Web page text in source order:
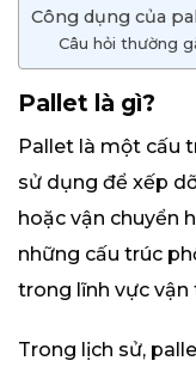
Công dụng của
Câu hỏi thường
Pallet là gì?
Pallet là một cấu
sử dụng để xếp
hoặc vận chuyển
những cấu trúc
trong lĩnh vực vận
Trong lịch sử,